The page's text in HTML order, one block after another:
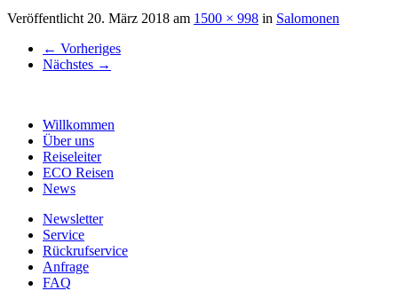
Veröffentlicht 20. März 2018 am 1500 × 998 in Salomonen
← Vorheriges
Nächstes →
Willkommen
Über uns
Reiseleiter
ECO Reisen
News
Newsletter
Service
Rückrufservice
Anfrage
FAQ